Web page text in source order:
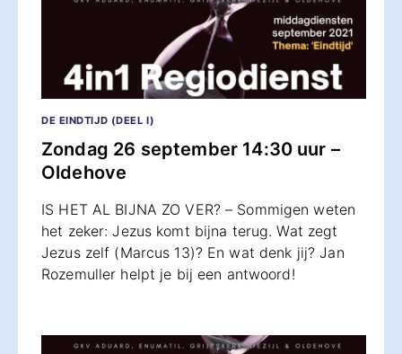
DE EINDTIJD (DEEL I)
Zondag 26 september 14:30 uur –
Oldehove
IS HET AL BIJNA ZO VER? – Sommigen weten
het zeker: Jezus komt bijna terug. Wat zegt
Jezus zelf (Marcus 13)? En wat denk jij? Jan
Rozemuller helpt je bij een antwoord!